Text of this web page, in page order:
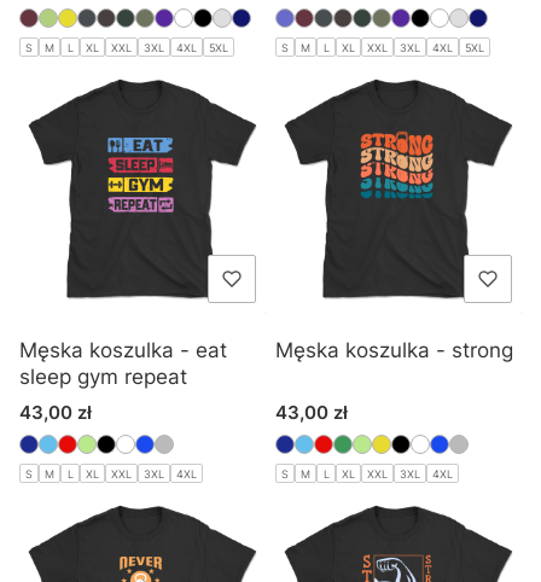
S M L XL XXL 3XL 4XL 5XL S M L XL XXL 3XL 4XL 5XL
Męska koszulka - eat
sleep gym repeat
Cena
43,00 zł
S M L XL XXL 3XL 4XL
Męska koszulka - strong
Cena
43,00 zł
S M L XL XXL 3XL 4XL